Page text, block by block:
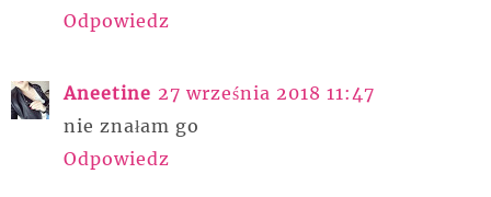
Odpowiedz
Aneetine 27 września 2018 11:47
nie znałam go
Odpowiedz